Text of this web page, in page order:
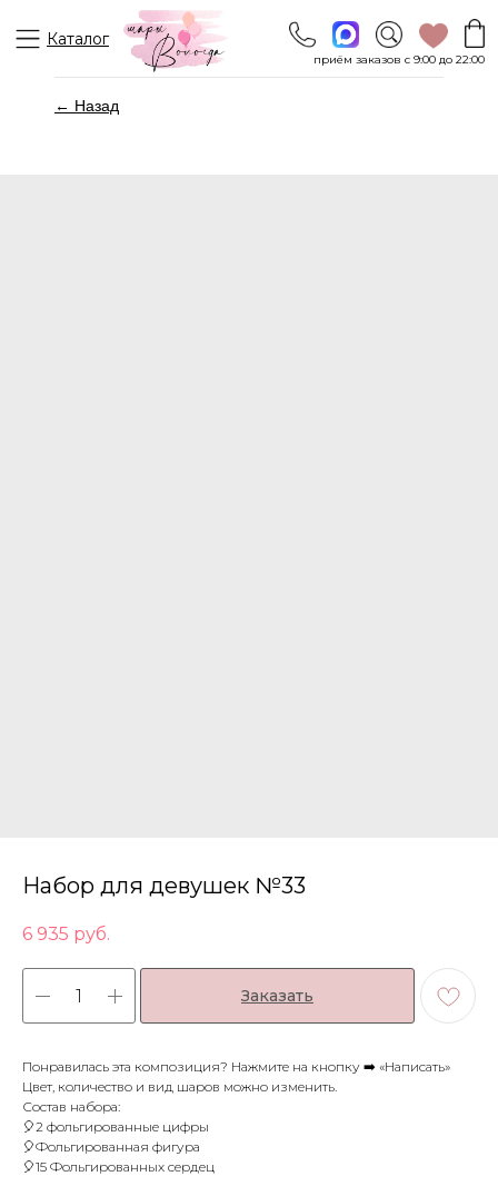
Каталог
приём заказов с 9:00 до 22:00
← Назад
Набор для девушек №33
6 935 руб.
Заказать
Понравилась эта композиция? Нажмите на кнопку ➡️ «Написать»
Цвет, количество и вид шаров можно изменить.
Состав набора:
🎈2 фольгированные цифры
🎈Фольгированная фигура
🎈15 Фольгированных сердец